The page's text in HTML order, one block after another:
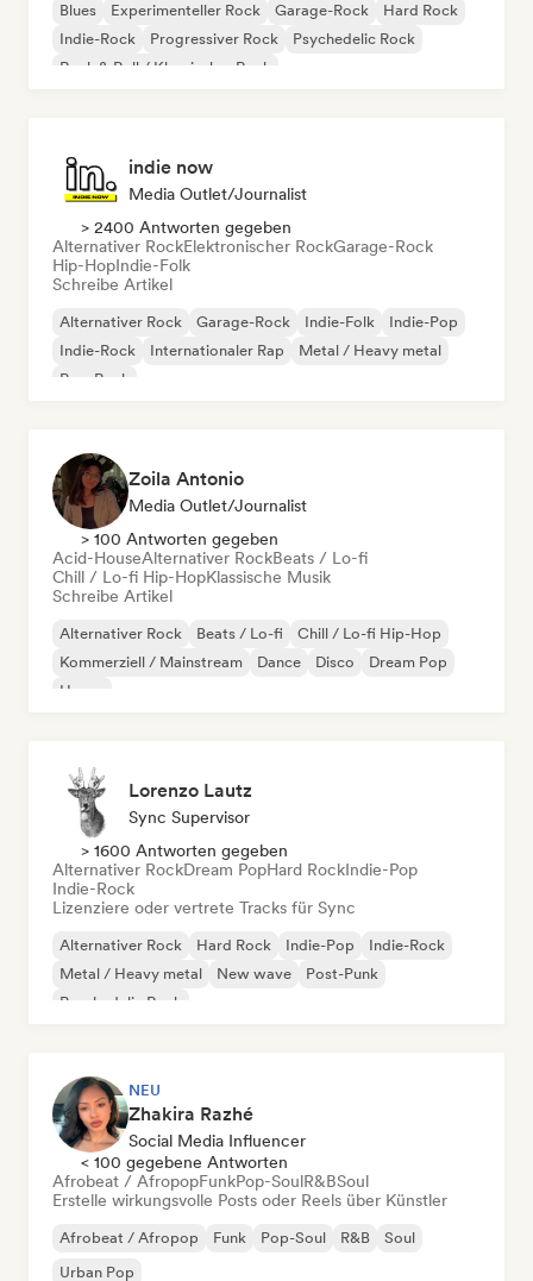
Blues Experimenteller Rock Garage-Rock
Hard Rock
Indie-Rock
Progressiver Rock
Psychedelic Rock
Rock & Roll / Klassischer Rock
indie now
Media Outlet/Journalist
> 2400 Antworten gegeben
Alternativer RockElektronischer RockGarage-Rock
Hip-HopIndie-Folk
Schreibe Artikel
Alternativer Rock Garage-Rock Indie-Folk
Indie-Pop
Indie-Rock
Internationaler Rap
Metal / Heavy metal
Pop-Rock
Zoila Antonio
Media Outlet/Journalist
> 100 Antworten gegeben
Acid-HouseAlternativer RockBeats / Lo-fi
Chill / Lo-fi Hip-HopKlassische Musik
Schreibe Artikel
Alternativer Rock Beats / Lo-fi
Chill / Lo-fi Hip-Hop
Kommerziell / Mainstream
Dance Disco
Dream Pop
House
Lorenzo Lautz
Sync Supervisor
> 1600 Antworten gegeben
Alternativer RockDream PopHard RockIndie-Pop
Indie-Rock
Lizenziere oder vertrete Tracks für Sync
Alternativer Rock Hard Rock Indie-Pop
Indie-Rock
Metal / Heavy metal
New wave
Post-Punk
Psychedelic Rock
NEU
Zhakira Razhé
Social Media Influencer
< 100 gegebene Antworten
Afrobeat / AfropopFunkPop-SoulR&BSoul
Erstelle wirkungsvolle Posts oder Reels über Künstler
Afrobeat / Afropop Funk Pop-Soul R&B
Soul
Urban Pop